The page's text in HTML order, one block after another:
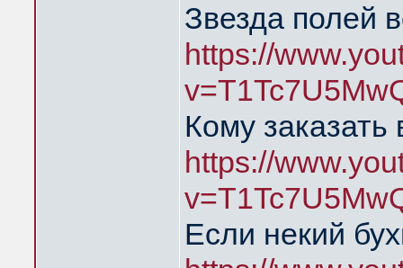
Звезда полей
https://
Кому заказать
https://
Если некий